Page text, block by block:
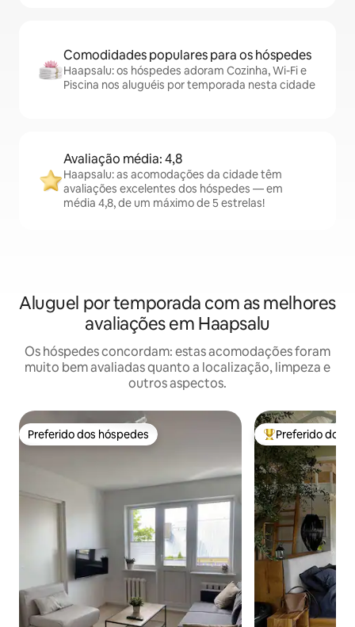
Comodidades populares para os hóspedes
Haapsalu: os hóspedes adoram Cozinha, Wi-Fi e
Piscina nos aluguéis por temporada nesta cidade
Avaliação média: 4,8
Haapsalu: as acomodações da cidade têm
avaliações excelentes dos hóspedes — em
média 4,8, de um máximo de 5 estrelas!
Aluguel por temporada com as melhores
avaliações em Haapsalu
Os hóspedes concordam: estas acomodações foram
muito bem avaliadas quanto a localização, limpeza e
outros aspectos.
Preferido dos hóspedes
Preferido dos hóspedes Entre os
Preferido dos